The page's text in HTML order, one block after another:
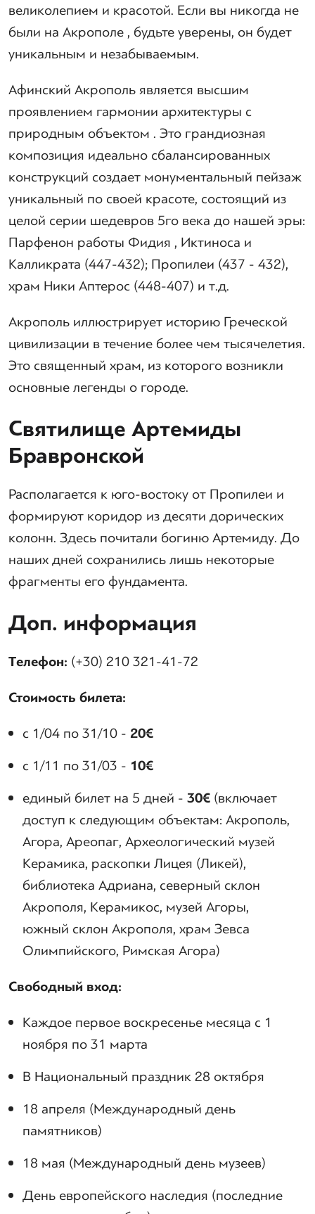
великолепием и красотой. Если вы никогда не
были на Акрополе , будьте уверены, он будет
уникальным и незабываемым.
Афинский Акрополь является высшим
проявлением гармонии архитектуры с
природным объектом . Это грандиозная
композиция идеально сбалансированных
конструкций создает монументальный пейзаж
уникальный по своей красоте, состоящий из
целой серии шедевров 5го века до нашей эры:
Парфенон работы Фидия , Иктиноса и
Калликрата (447-432); Пропилеи (437 - 432),
храм Ники Аптерос (448-407) и т.д.
Акрополь иллюстрирует историю Греческой
цивилизации в течение более чем тысячелетия.
Это священный храм, из которого возникли
основные легенды о городе.
Святилище Артемиды
Бравронской
Располагается к юго-востоку от Пропилеи и
формируют коридор из десяти дорических
колонн. Здесь почитали богиню Артемиду. До
наших дней сохранились лишь некоторые
фрагменты его фундамента.
Доп. информация
Телефон: (+30) 210 321-41-72
Стоимость билета:
с 1/04 по 31/10 - 20€
с 1/11 по 31/03 - 10€
единый билет на 5 дней - 30€ (включает
доступ к следующим объектам: Акрополь,
Агора, Ареопаг, Археологический музей
Керамика, раскопки Лицея (Ликей),
библиотека Адриана, северный склон
Акрополя, Керамикос, музей Агоры,
южный склон Акрополя, храм Зевса
Олимпийского, Римская Агора)
Свободный вход:
Каждое первое воскресенье месяца с 1
ноября по 31 марта
В Национальный праздник 28 октября
18 апреля (Международный день
памятников)
18 мая (Международный день музеев)
День европейского наследия (последние